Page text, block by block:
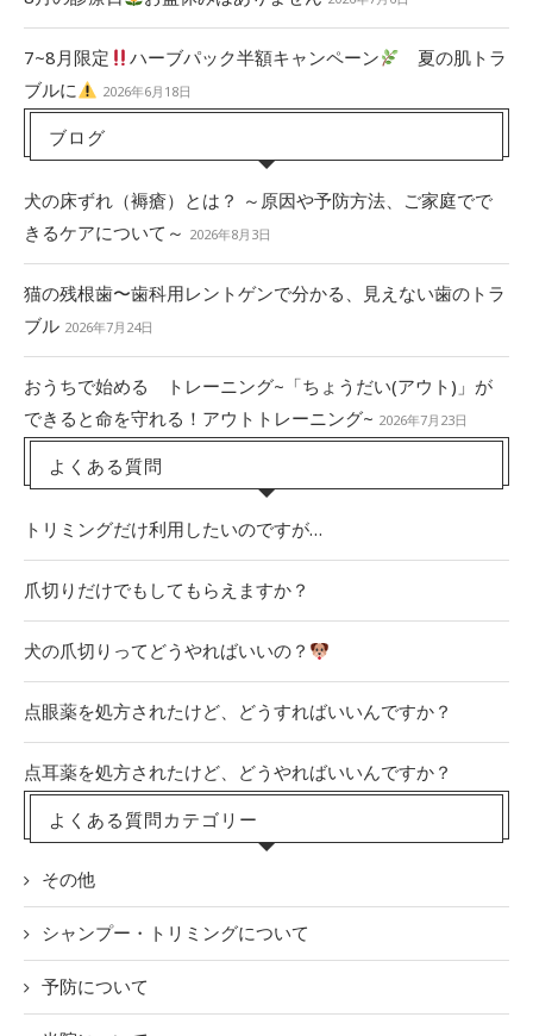
7~8月限定 ハーブパック半額キャンペーン
夏の肌トラ
ブルに
2026年6月18日
ブログ
犬の床ずれ（褥瘡）とは？ ～原因や予防方法、ご家庭でで
きるケアについて～ 2026年8月3日
猫の残根歯〜歯科用レントゲンで分かる、見えない歯のトラ
ブル 2026年7月24日
おうちで始める トレーニング~「ちょうだい(アウト)」が
できると命を守れる！アウトトレーニング~ 2026年7月23日
よくある質問
トリミングだけ利用したいのですが…
爪切りだけでもしてもらえますか？
犬の爪切りってどうやればいいの？
点眼薬を処方されたけど、どうすればいいんですか？
点耳薬を処方されたけど、どうやればいいんですか？
よくある質問カテゴリー
その他
シャンプー・トリミングについて
予防について